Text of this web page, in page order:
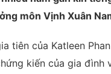
môn Vịnh Xuân
tiên của Katleen
kiến của gia đình